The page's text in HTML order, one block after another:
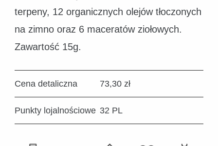
terpeny, 12 organicznych olejów tłoczonych
na zimno oraz 6 maceratów ziołowych.
Zawartość 15g.
Cena detaliczna 73,30 zł
Punkty lojalnościowe 32 PL